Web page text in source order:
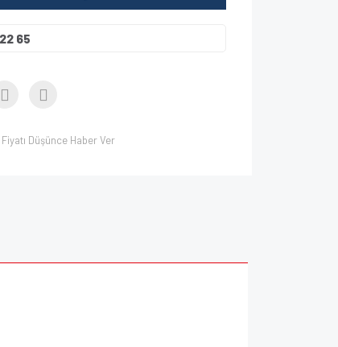
65
Fiyatı Düşünce Haber Ver